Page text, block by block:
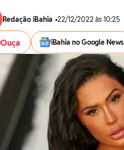
Redação iBahia •22/12/2022 às 10:25
Ouça iBahia no Google News